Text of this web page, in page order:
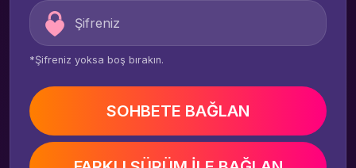
*Şifreniz yoksa boş bırakın.
SOHBETE BAĞLAN